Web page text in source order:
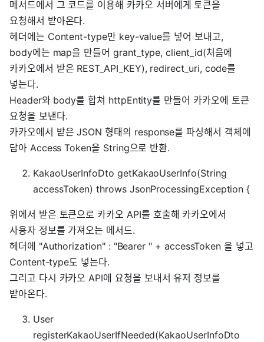
메서드에서 그 코드를 이용해 카카오 서버에게 토큰을
요청해서 받아온다.
헤더에는 Content-type만 key-value를 넣어 보내고,
body에는 map을 만들어 grant_type, client_id(처음에
카카오에서 받은 REST_API_KEY), redirect_uri, code를
넣는다.
Header와 body를 합쳐 httpEntity를 만들어 카카오에 토큰
요청을 보낸다.
카카오에서 받은 JSON 형태의 response를 파싱해서 객체에
담아 Access Token을 String으로 반환.
KakaoUserInfoDto getKakaoUserInfo(String
accessToken) throws JsonProcessingException {
위에서 받은 토큰으로 카카오 API를 호출해 카카오에서
사용자 정보를 가져오는 메서드.
헤더에 "Authorization" : "Bearer " + accessToken 을 넣고
Content-type도 넣는다.
그리고 다시 카카오 API에 요청을 보내서 유저 정보를
받아온다.
User
registerKakaoUserIfNeeded(KakaoUserInfoDto